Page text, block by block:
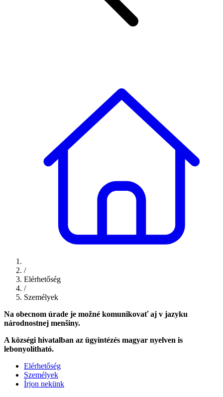
/
Elérhetőség
/
Személyek
Na obecnom úrade je možné komunikovať aj v jazyku
národnostnej menšiny.
A községi hivatalban az ügyintézés magyar nyelven is
lebonyolítható.
Elérhetőség
Személyek
Írjon nekünk